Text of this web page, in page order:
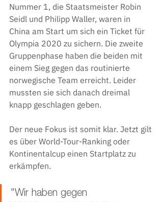
Nummer 1, die Staatsmeister Robin
Seidl und Philipp Waller, waren in
China am Start um sich ein Ticket für
Olympia 2020 zu sichern. Die zweite
Gruppenphase haben die beiden mit
einem Sieg gegen das routinierte
norwegische Team erreicht. Leider
mussten sie sich danach dreimal
knapp geschlagen geben.
Der neue Fokus ist somit klar. Jetzt gilt
es über World-Tour-Ranking oder
Kontinentalcup einen Startplatz zu
erkämpfen.
"Wir haben gegen